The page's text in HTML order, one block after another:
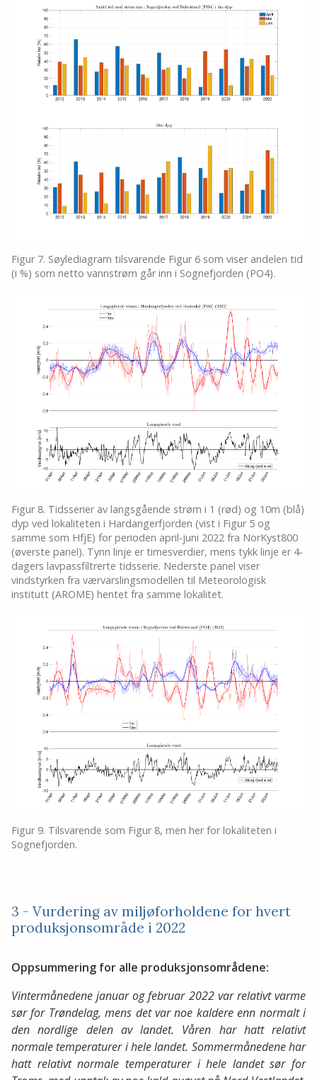
Figur 7. Søylediagram tilsvarende Figur 6 som viser andelen tid
(i %) som netto vannstrøm går inn i Sognefjorden (PO4).
Figur 8. Tidsserier av langsgående strøm i 1 (rød) og 10m (blå)
dyp ved lokaliteten i Hardangerfjorden (vist i Figur 5 og
samme som HfjE) for perioden april-juni 2022 fra NorKyst800
(øverste panel). Tynn linje er timesverdier, mens tykk linje er 4-
dagers lavpassfiltrerte tidsserie. Nederste panel viser
vindstyrken fra værvarslingsmodellen til Meteorologisk
institutt (AROME) hentet fra samme lokalitet.
Figur 9. Tilsvarende som Figur 8, men her for lokaliteten i
Sognefjorden.
3 - Vurdering av miljøforholdene for hvert
produksjonsområde i 2022
Oppsummering for alle produksjonsområdene:
Vintermånedene januar og februar 2022 var relativt varme
sør for Trøndelag, mens det var noe kaldere enn normalt i
den nordlige delen av landet. Våren har hatt relativt
normale temperaturer i hele landet. Sommermånedene har
hatt relativt normale temperaturer i hele landet sør for